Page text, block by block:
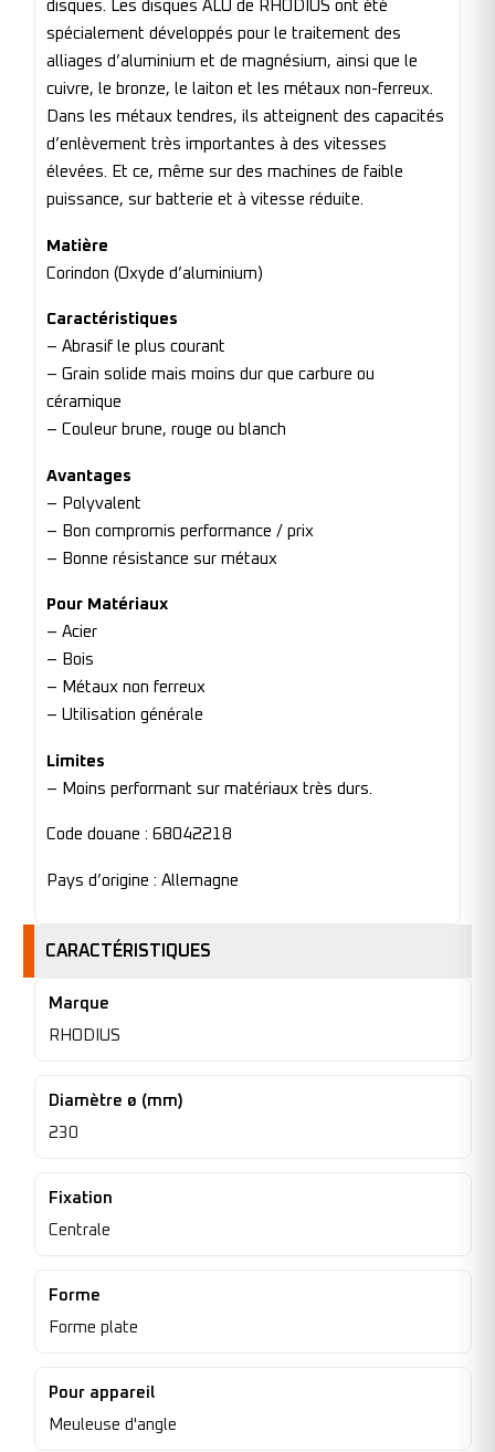
disques. Les disques ALU de RHODIUS ont été
spécialement développés pour le traitement des
alliages d’aluminium et de magnésium, ainsi que le
cuivre, le bronze, le laiton et les métaux non-ferreux.
Dans les métaux tendres, ils atteignent des capacités
d’enlèvement très importantes à des vitesses
élevées. Et ce, même sur des machines de faible
puissance, sur batterie et à vitesse réduite.
Matière
Corindon (Oxyde d’aluminium)
Caractéristiques
– Abrasif le plus courant
– Grain solide mais moins dur que carbure ou
céramique
– Couleur brune, rouge ou blanch
Avantages
– Polyvalent
– Bon compromis performance / prix
– Bonne résistance sur métaux
Pour Matériaux
– Acier
– Bois
– Métaux non ferreux
– Utilisation générale
Limites
– Moins performant sur matériaux très durs.
Code douane : 68042218
Pays d’origine : Allemagne
CARACTÉRISTIQUES
Marque
RHODIUS
Diamètre ø (mm)
230
Fixation
Centrale
Forme
Forme plate
Pour appareil
Meuleuse d'angle